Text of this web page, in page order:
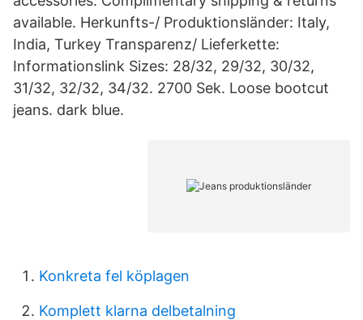
available. Herkunfts-/ Produktionsländer: Italy,
India, Turkey Transparenz/ Lieferkette:
Informationslink Sizes: 28/32, 29/32, 30/32,
31/32, 32/32, 34/32. 2700 Sek. Loose bootcut
jeans. dark blue.
Konkreta fel köplagen
Komplett klarna delbetalning